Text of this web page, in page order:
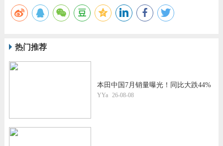
热门推荐
本田中国7月销量曝光！同比大跌44%
YYa 26-08-08